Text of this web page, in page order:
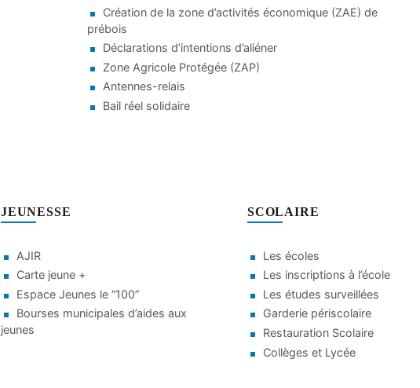
Création de la zone d’activités économique (ZAE) de
prébois
Déclarations d’intentions d’aliéner
Zone Agricole Protégée (ZAP)
Antennes-relais
Bail réel solidaire
JEUNESSE
AJIR
Carte jeune +
Espace Jeunes le “100”
Bourses municipales d’aides aux
jeunes
SCOLAIRE
Les écoles
Les inscriptions à l’école
Les études surveillées
Garderie périscolaire
Restauration Scolaire
Collèges et Lycée